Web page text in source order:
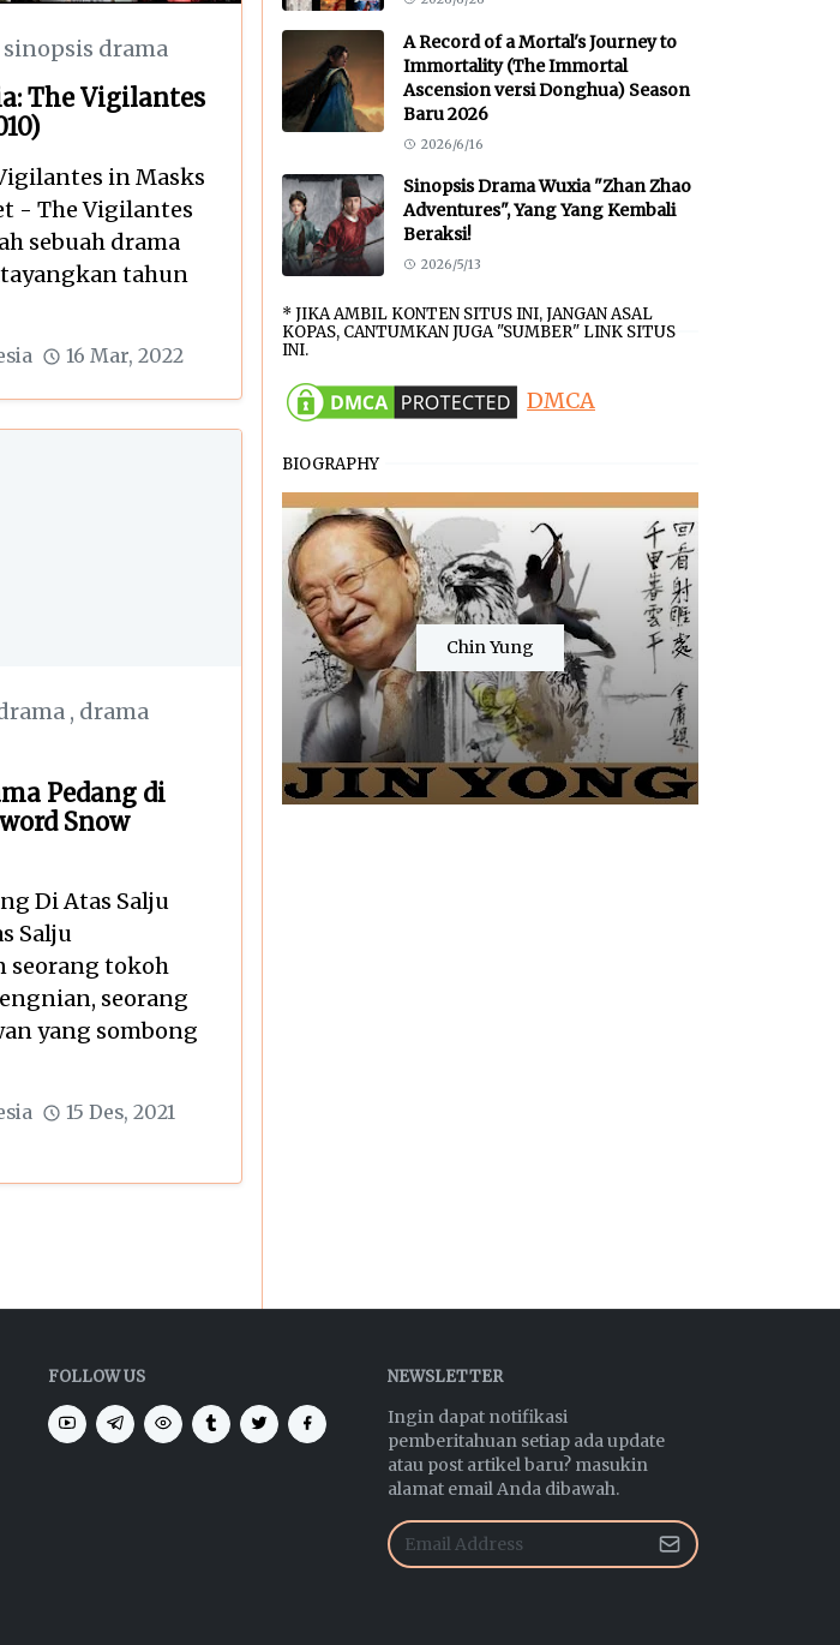
sinopsis drama
The Vigilantes
in Masks
- The Vigilantes
sebuah drama
tahun
16 Mar, 2022
, drama
Pedang di
Snow
Di Atas Salju
Salju
seorang tokoh
seorang
yang sombong
15 Des, 2021
A Record of a Mortal's Journey to
Immortality (The Immortal
Ascension versi Donghua) Season
Baru 2026
2026/6/16
Sinopsis Drama Wuxia "Zhan Zhao
Adventures", Yang Yang Kembali
Beraksi!
2026/5/13
* JIKA AMBIL KONTEN SITUS INI, JANGAN ASAL
KOPAS, CANTUMKAN JUGA "SUMBER" LINK SITUS
INI.
DMCA
BIOGRAPHY
Chin Yung
FOLLOW US NEWSLETTER
Ingin dapat notifikasi
pemberitahuan setiap ada update
atau post artikel baru? masukin
alamat email Anda dibawah.